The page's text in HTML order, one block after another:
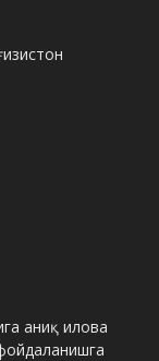
аниқ илова